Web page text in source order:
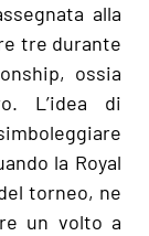
alla
tre durante
ossia
L’idea di
la Royal
torneo, ne
un volto a